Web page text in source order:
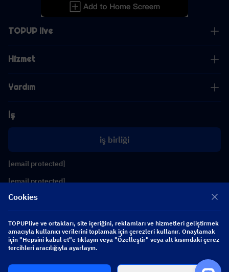
TOPUP live
Hizmet
Yardım
İş
iş birliği
[email protected]
[email protected]
Bizi takip edin
Copyright 2026 SEA WHALE TECHNOLOGY PTE.LTD. All Rights Reserved.
Cookies
TOPUPlive ve ortakları, site içeriğini, reklamları ve hizmetleri geliştirmek
amacıyla kullanıcı verilerini toplamak için çerezleri kullanır. Onaylamak
için "Hepsini kabul et"e tıklayın veya "Özelleştir" veya alt kısımdaki çerez
tercihleri aracılığıyla ayarlayın.